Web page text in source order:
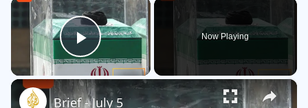
Play Video
Now Playing
×
Brief - July 5